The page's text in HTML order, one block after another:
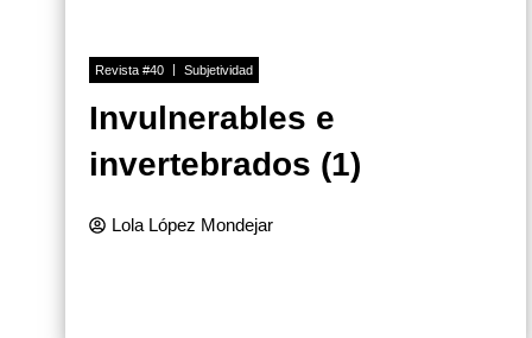
Revista #40 Subjetividad
Invulnerables e
invertebrados (1)
Lola López Mondejar